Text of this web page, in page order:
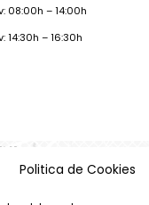
08:00h – 14:00h
14:30h – 16:30h
Politica de Cookies